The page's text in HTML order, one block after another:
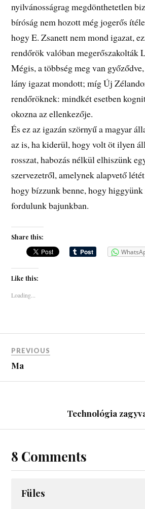
nyilvánosságrag megdönthetetlen
bíróság nem hozott még jogerős
hogy E. Zsanett nem mond igazat,
rendőrök valóban megerőszakolták
Mégis, a többség meg van
lány igazat mondott; míg Új
rendőröknek: mindkét esetben
okozna az ellenkezője.
És ez az igazán szörnyű a magyar
az is, ha kiderül, hogy volt öt ilyen
rosszat, habozás nélkül elhiszünk
szervezetről, amelynek alapvető
hogy bízzunk benne, hogy higgyünk
fordulunk bajunkban.
Share this:
Like this:
Loading...
PREVIOUS
Ma
Technológia
8 Comments
Füles